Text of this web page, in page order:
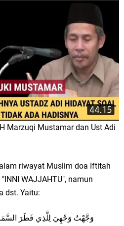
Marzuqi Mustamar dan Ust Adi
riwayat Muslim doa Iftitah
WAJJAHTU", namun
dst. Yaitu:
وَجَّهْتُ وَجْهِيَ لِلَّذِي فَطَرَ